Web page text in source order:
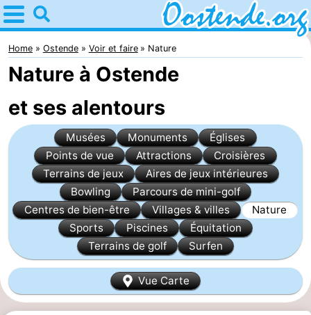
Home
Ostende
Astuces
Avec
les
enfants
Passer
nuit
Appartements
Campings
d'hôtes
Chaumières
-
Home Ostende Voir et faire Nature
Nature à Ostende
et ses alentours
Musées Monuments
Églises
Points de vue
Attractions
Croisières
Terrains de jeux
Aires de jeux intérieures
Bowling
Parcours de mini-golf
Centres de bien-être
Villages & villes
Nature
Sports
Piscines
Équitation
Terrains de golf
Surfen
Vue Carte